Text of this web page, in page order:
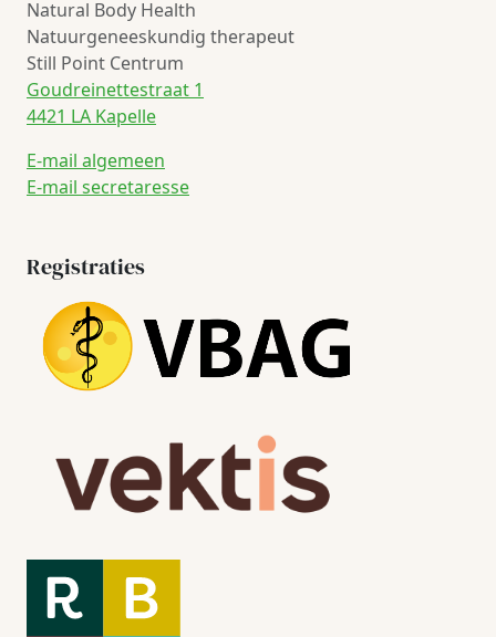
Natural Body Health
Natuurgeneeskundig therapeut
Still Point Centrum
Goudreinettestraat 1
4421 LA Kapelle
E-mail algemeen
E-mail secretaresse
Registraties